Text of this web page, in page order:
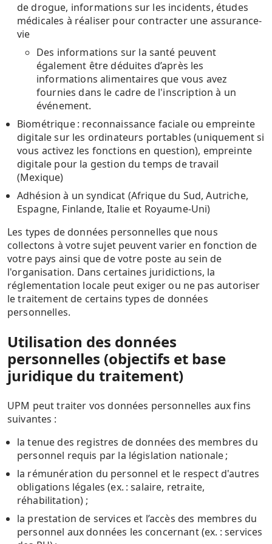
de drogue, informations sur les incidents, études
médicales à réaliser pour contracter une assurance-
vie
Des informations sur la santé peuvent
également être déduites d’après les
informations alimentaires que vous avez
fournies dans le cadre de l'inscription à un
événement.
Biométrique : reconnaissance faciale ou empreinte
digitale sur les ordinateurs portables (uniquement si
vous activez les fonctions en question), empreinte
digitale pour la gestion du temps de travail
(Mexique)
Adhésion à un syndicat (Afrique du Sud, Autriche,
Espagne, Finlande, Italie et Royaume-Uni)
Les types de données personnelles que nous
collectons à votre sujet peuvent varier en fonction de
votre pays ainsi que de votre poste au sein de
l'organisation. Dans certaines juridictions, la
réglementation locale peut exiger ou ne pas autoriser
le traitement de certains types de données
personnelles.
Utilisation des données
personnelles (objectifs et base
juridique du traitement)
UPM peut traiter vos données personnelles aux fins
suivantes :
la tenue des registres de données des membres du
personnel requis par la législation nationale ;
la rémunération du personnel et le respect d'autres
obligations légales (ex. : salaire, retraite,
réhabilitation) ;
la prestation de services et l’accès des membres du
personnel aux données les concernant (ex. : services